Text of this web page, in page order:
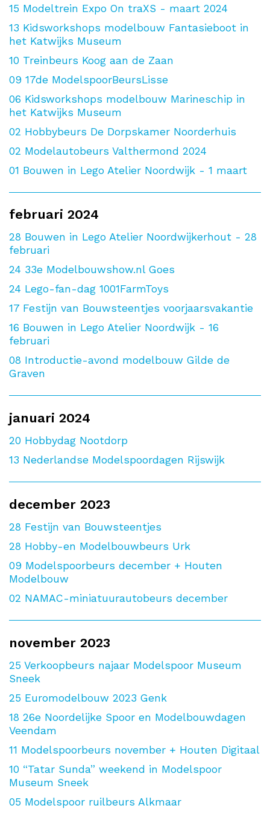
15 Modeltrein Expo On traXS - maart 2024
13 Kidsworkshops modelbouw Fantasieboot in
het Katwijks Museum
10 Treinbeurs Koog aan de Zaan
09 17de ModelspoorBeursLisse
06 Kidsworkshops modelbouw Marineschip in
het Katwijks Museum
02 Hobbybeurs De Dorpskamer Noorderhuis
02 Modelautobeurs Valthermond 2024
01 Bouwen in Lego Atelier Noordwijk - 1 maart
februari 2024
28 Bouwen in Lego Atelier Noordwijkerhout - 28
februari
24 33e Modelbouwshow.nl Goes
24 Lego-fan-dag 1001FarmToys
17 Festijn van Bouwsteentjes voorjaarsvakantie
16 Bouwen in Lego Atelier Noordwijk - 16
februari
08 Introductie-avond modelbouw Gilde de
Graven
januari 2024
20 Hobbydag Nootdorp
13 Nederlandse Modelspoordagen Rijswijk
december 2023
28 Festijn van Bouwsteentjes
28 Hobby-en Modelbouwbeurs Urk
09 Modelspoorbeurs december + Houten
Modelbouw
02 NAMAC-miniatuurautobeurs december
november 2023
25 Verkoopbeurs najaar Modelspoor Museum
Sneek
25 Euromodelbouw 2023 Genk
18 26e Noordelijke Spoor en Modelbouwdagen
Veendam
11 Modelspoorbeurs november + Houten Digitaal
10 “Tatar Sunda” weekend in Modelspoor
Museum Sneek
05 Modelspoor ruilbeurs Alkmaar